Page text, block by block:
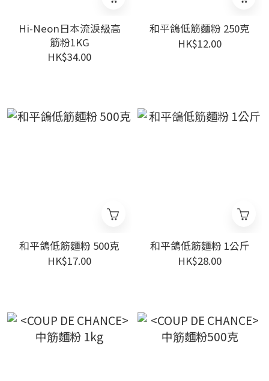
Hi-Neon日本流淚級高
筋粉1KG
HK$34.00
和平鴿低筋麵粉 250克
HK$12.00
和平鴿低筋麵粉 500克
HK$17.00
和平鴿低筋麵粉 1公斤
HK$28.00